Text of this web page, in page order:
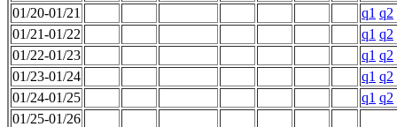
01/20-01/21
q1 q2
01/21-01/22
q1 q2
01/22-01/23
q1 q2
01/23-01/24
q1 q2
01/24-01/25
q1 q2
01/25-01/26